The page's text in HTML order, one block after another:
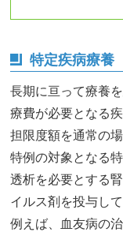
特定疾病療養
長期に亘って療養
療費が必要となる
担限度額を通常の
特例の対象となる
透析を必要とする
イルス剤を投与し
例えば、血友病の